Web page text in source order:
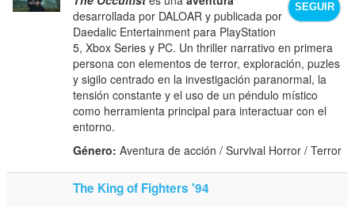
SEGUIR
desarrollada por DALOAR y publicada por
Daedalic Entertainment para PlayStation
5, Xbox Series y PC. Un thriller narrativo en primera
persona con elementos de terror, exploración, puzles
y sigilo centrado en la investigación paranormal, la
tensión constante y el uso de un péndulo místico
como herramienta principal para interactuar con el
entorno.
Género: Aventura de acción / Survival Horror / Terror
The King of Fighters '94